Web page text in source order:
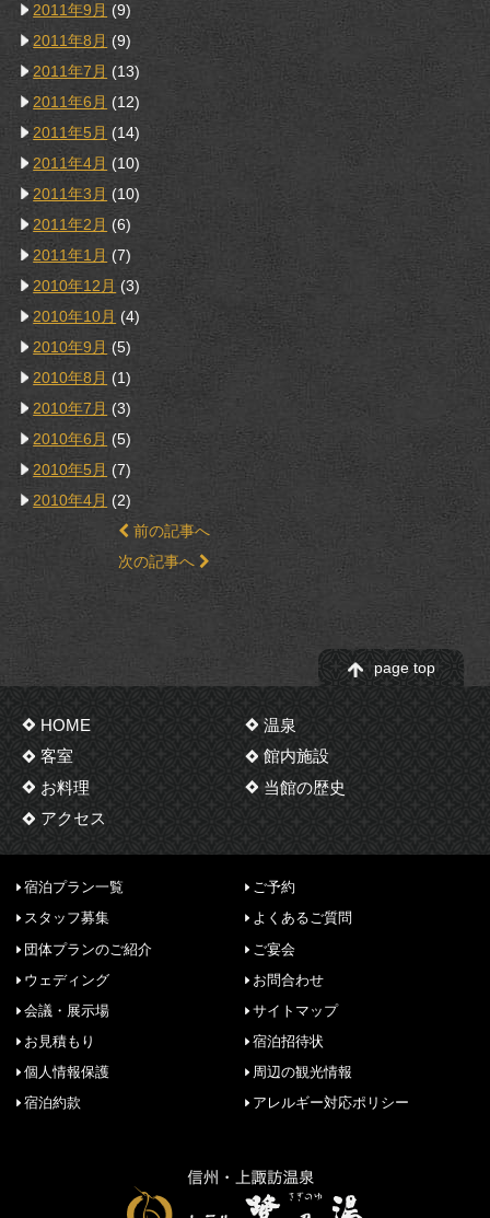
2011年9月 (9)
2011年8月 (9)
2011年7月 (13)
2011年6月 (12)
2011年5月 (14)
2011年4月 (10)
2011年3月 (10)
2011年2月 (6)
2011年1月 (7)
2010年12月 (3)
2010年10月 (4)
2010年9月 (5)
2010年8月 (1)
2010年7月 (3)
2010年6月 (5)
2010年5月 (7)
2010年4月 (2)
前の記事へ
次の記事へ
page top
HOME
温泉
客室
館内施設
お料理
当館の歴史
アクセス
宿泊プラン一覧
ご予約
スタッフ募集
よくあるご質問
団体プランのご紹介
ご宴会
ウェディング
お問合わせ
会議・展示場
サイトマップ
お見積もり
宿泊招待状
個人情報保護
周辺の観光情報
宿泊約款
アレルギー対応ポリシー